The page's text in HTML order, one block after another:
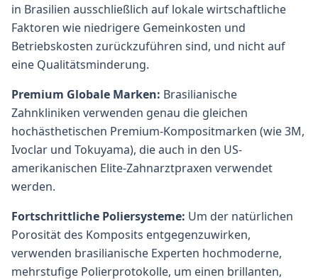
in Brasilien ausschließlich auf lokale wirtschaftliche
Faktoren wie niedrigere Gemeinkosten und
Betriebskosten zurückzuführen sind, und nicht auf
eine Qualitätsminderung.
Premium Globale Marken: Brasilianische
Zahnkliniken verwenden genau die gleichen
hochästhetischen Premium-Kompositmarken (wie 3M,
Ivoclar und Tokuyama), die auch in den US-
amerikanischen Elite-Zahnarztpraxen verwendet
werden.
Fortschrittliche Poliersysteme: Um der natürlichen
Porosität des Komposits entgegenzuwirken,
verwenden brasilianische Experten hochmoderne,
mehrstufige Polierprotokolle, um einen brillanten,